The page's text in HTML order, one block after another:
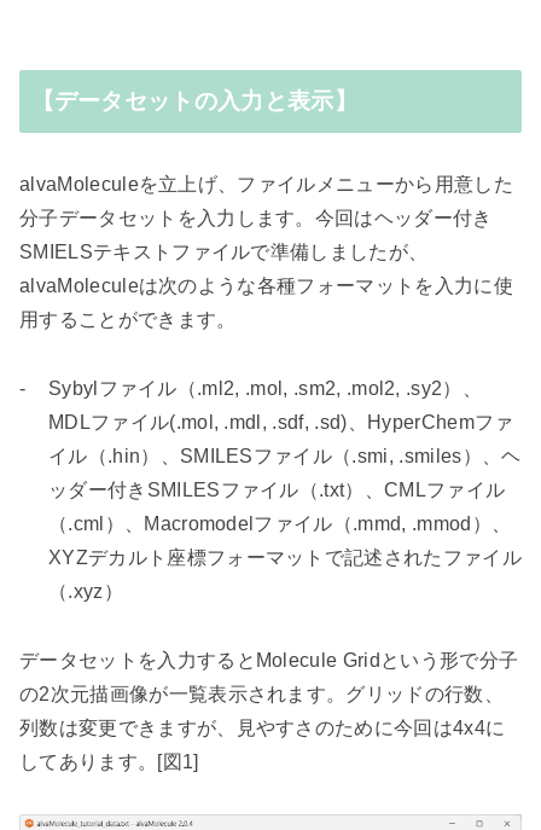
【データセットの入力と表示】
alvaMoleculeを立上げ、ファイルメニューから用意した
分子データセットを入力します。今回はヘッダー付き
SMIELSテキストファイルで準備しましたが、
alvaMoleculeは次のような各種フォーマットを入力に使
用することができます。
- Sybyl ファイル（.ml2, .mol, .sm2, .mol2, .sy2）、
MDLファイル(.mol, .mdl, .sdf, .sd) HyperChemファ
イル（.hin）、 SMILESファイル（.smi, .smiles）、ヘ
ッダー付き SMILESファイル（.txt）、CMLファイル
（.cml ）、 Macromodel ファイル（.mmd, .mmod ）、
XYZデカルト座標フォーマットで記述されたファイル
（.xyz ）
データセットを入力すると Molecule Grid という形で分子
の2次元描画像が一覧表示されます。グリッドの行数、
列数は変更できますが、見やすさのために今回は4x4に
してあります。
[図 1]